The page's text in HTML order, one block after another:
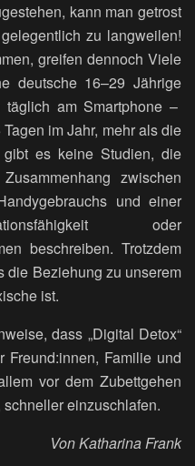
kann man getrost
zu langweilen!
greifen dennoch Viele
deutsche 16–29 Jährige
am Smartphone –
im Jahr, mehr als die
es keine Studien, die
zwischen
und einer
oder
beschreiben. Trotzdem
die Beziehung zu unserem
ist.
dass „Digital Detox“
Freund:innen, Familie und
vor dem Zubettgehen
einzuschlafen.
Von Katharina Frank